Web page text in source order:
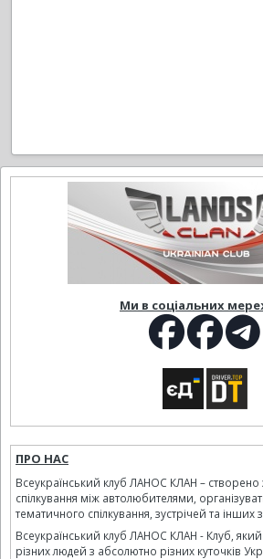
Ми в соціальних
ПРО НАС
Всеукраїнський клуб ЛАНОС КЛАН –
спілкування між автолюбителями,
тематичного спілкування, зустрічей та інших
Всеукраїнський клуб ЛАНОС КЛАН - Клуб,
різних людей з абсолютно різних куточків